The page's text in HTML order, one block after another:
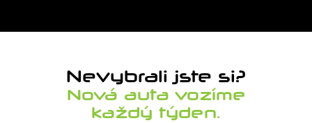
Nevybrali jste si?
Nová auta vozíme
každý týden.